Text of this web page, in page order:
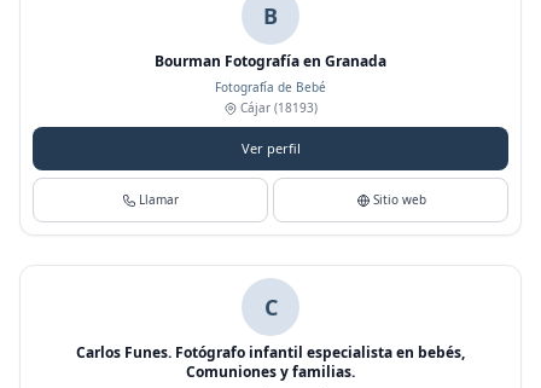
B
Bourman Fotografía en Granada
Fotografía de Bebé
Cájar (18193)
Ver perfil
Llamar Sitio web
C
Carlos Funes. Fotógrafo infantil especialista en bebés,
Comuniones y familias.